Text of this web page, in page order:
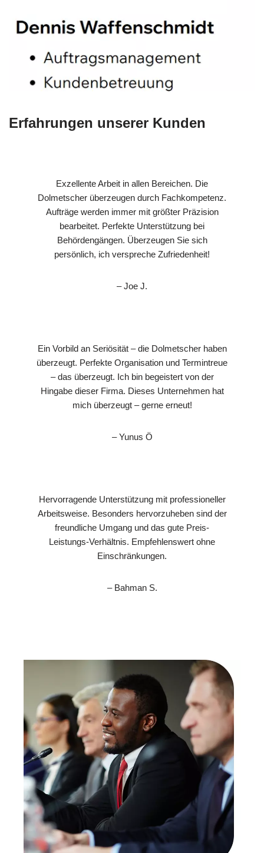
Erfahrungen unserer Kunden
Exzellente Arbeit in allen Bereichen. Die
Dolmetscher überzeugen durch Fachkompetenz.
Aufträge werden immer mit größter Präzision
bearbeitet. Perfekte Unterstützung bei
Behördengängen. Überzeugen Sie sich
persönlich, ich verspreche Zufriedenheit!
– Joe J.
Ein Vorbild an Seriösität – die Dolmetscher haben
überzeugt. Perfekte Organisation und Termintreue
– das überzeugt. Ich bin begeistert von der
Hingabe dieser Firma. Dieses Unternehmen hat
mich überzeugt – gerne erneut!
– Yunus Ö
Hervorragende Unterstützung mit professioneller
Arbeitsweise. Besonders hervorzuheben sind der
freundliche Umgang und das gute Preis-
Leistungs-Verhältnis. Empfehlenswert ohne
Einschränkungen.
– Bahman S.